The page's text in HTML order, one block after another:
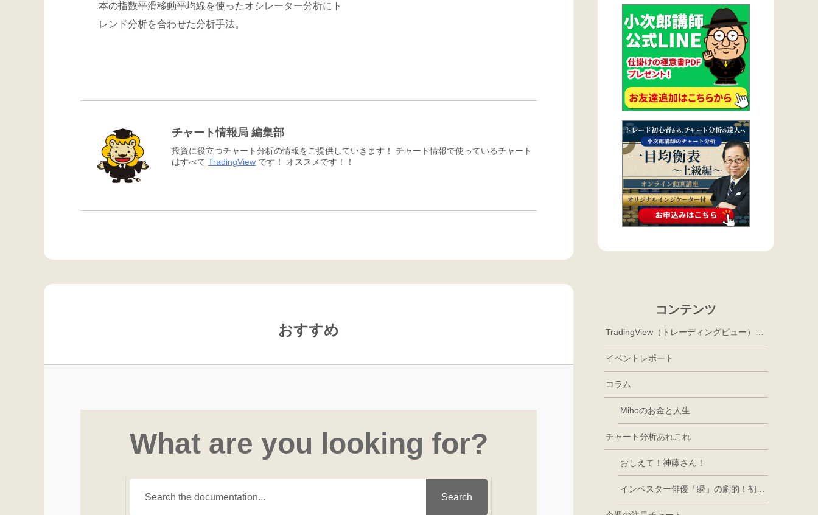
本の指数平滑移動平均線を使ったオシレーター分析にト
レンド分析を合わせた分析手法。
チャート情報局 編集部
投資に役立つチャート分析の情報をご提供していきます！ チャート情報で使っているチャート
はすべて TradingView です！ オススメです！！
おすすめ
What are you looking for?
Search
コンテンツ
イベントレポート
コラム
Mihoのお金と人生
チャート分析あれこれ
おしえて！神藤さん！